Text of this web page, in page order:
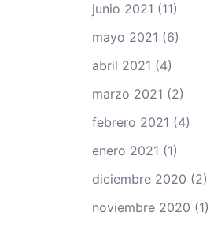
junio 2021 (11)
mayo 2021 (6)
abril 2021 (4)
marzo 2021 (2)
febrero 2021 (4)
enero 2021 (1)
diciembre 2020 (2)
noviembre 2020 (1)